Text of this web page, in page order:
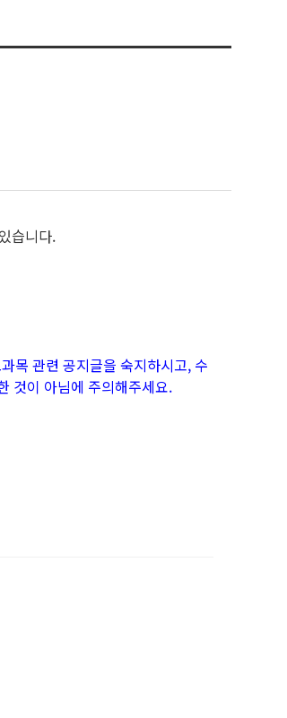
습니다.
목 관련 공지글을 숙지하시고, 수
것이 아님에 주의해주세요.